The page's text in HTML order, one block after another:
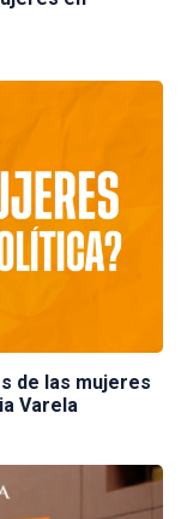
de las mujeres
Varela